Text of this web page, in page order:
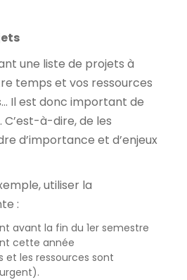
une liste de projets à
temps et vos ressources
Il est donc important de
à-dire, de les
d’importance et d’enjeux
utiliser la
:
avant la fin du 1er semestre
cette année
et les ressources sont